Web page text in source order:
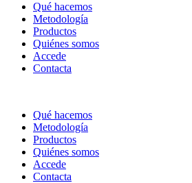
Qué hacemos
Metodología
Productos
Quiénes somos
Accede
Contacta
Qué hacemos
Metodología
Productos
Quiénes somos
Accede
Contacta